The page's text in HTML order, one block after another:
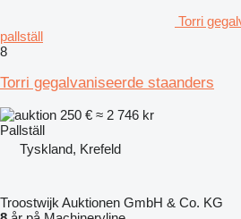
Torri
pallställ
8
Torri gegalvaniseerde staanders
250 € ≈ 2 746 kr
Pallställ
Tyskland, Krefeld
Troostwijk Auktionen GmbH & Co. KG